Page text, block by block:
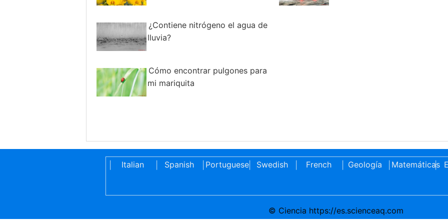
¿Contiene nitrógeno el agua de
lluvia?
Cómo encontrar pulgones para
mi mariquita
Italian Spanish Portuguese| Swedish French Geología Matemáticas
|
© Ciencia https://es.scienceaq.com